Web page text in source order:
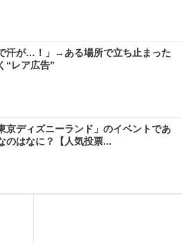
汗が…！」→ある場所で立ち止まった
“レア広告”
京ディズニーランド」のイベントであ
のはなに？【人気投票...